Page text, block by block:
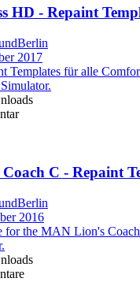
HD - Repaint
2017
Templates für alle
C - Repaint
2016
for the MAN Lion's